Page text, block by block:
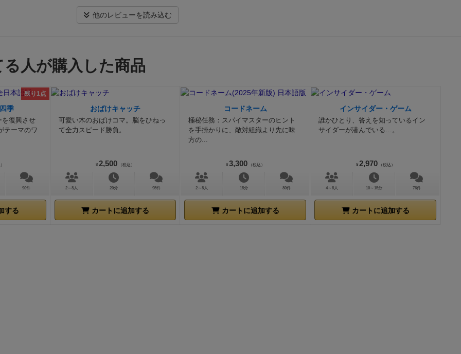
でもマイナス点はくらっちゃうワケです。
被害の最小化だけでなく、もう一つ利点がありまして、
なカードが出せます。なので、自分の手番になって、
っと粘って、誰かが引取るのを待つか、
ジレンマに陥るワケです。もちろ
ん何のカード出すかも悩みますが。
そんなおり、誰かがポンッと赤いカー
ドを出すと、途端にその場の緊迫度が1レベル上がります。今まで1枚1点
のマイナス点が急に上昇するからです。
ちなみに赤1のカードは全く気に
通常のマイナス点と変わんないから。
としても1だからです。でも赤以外で4とか5のカードを親が最初に出す
それはやや緊迫した場になります。
だって赤の5や4が出るかもしれ
赤色が主体のステージになり、色んな赤がワンサカするかもしんないか
ら。
それで、みんながゾロゾロ赤いカードを出しはじめると、「祭りで
た状態で自分の番が来たら、カードが出せない判定になってマイナスを押
しつけられる(ﾟωﾟ)最後まで気の抜けないチキンレースゲームです。
他のレビューを読み込む
人が購入した商品
残り1点
季
を復興させ
テーマのワ
90件
する
おばけキャッチ
可愛い木のおばけコマ。脳をひねっ
て全力スピード勝負。
¥ 2,500 （税込）
2～8人 20分 95件
カートに追加する
コードネーム
極秘任務：スパイマスターのヒント
を手掛かりに、敵対組織より先に味
方の...
¥ 3,300 （税込）
2～8人 15分 80件
カートに追加する
インサイダー・ゲーム
誰かひとり、答えを知っているイン
サイダーが潜んでいる…。
¥ 2,970 （税込）
4～8人 10～15分 76件
カートに追加する